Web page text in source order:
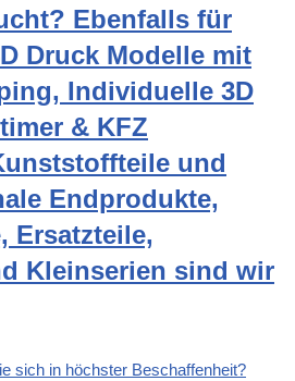
Ebenfalls für
Druck Modelle mit
Individuelle 3D
& KFZ
und
Endprodukte,
Ersatzteile,
Kleinserien sind wir
sich in höchster Beschaffenheit?